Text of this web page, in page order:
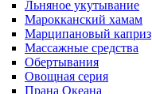
Льняное укутывание
Марокканский хамам
Марципановый каприз
Массажные средства
Обертывания
Овощная серия
Прана Океана